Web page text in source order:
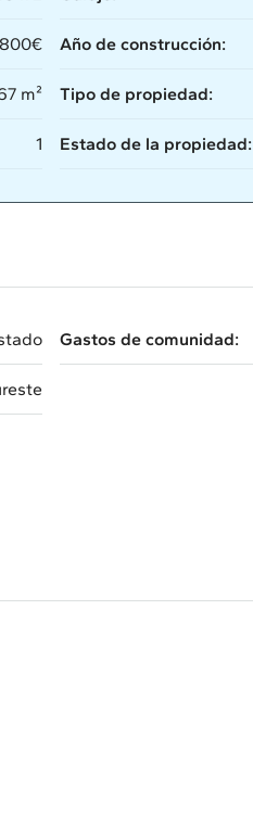
m²
1
Año de construcción:
Tipo de propiedad:
Estado de la propiedad:
Gastos de comunidad: